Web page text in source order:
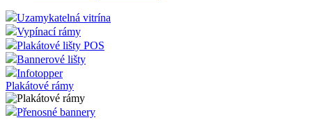
Uzamykatelná vitrína
Vypínací rámy
Plakátové lišty POS
Bannerové lišty
Infotopper
Plakátové rámy
Přenosné bannery